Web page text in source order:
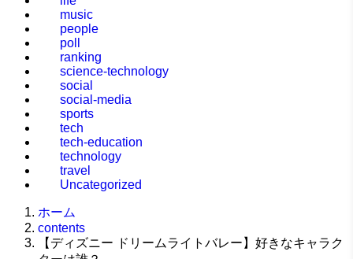
music
people
poll
ranking
science-technology
social
social-media
sports
tech
tech-education
technology
travel
Uncategorized
ホーム
contents
【ディズニー ドリームライトバレー】好きなキャラク